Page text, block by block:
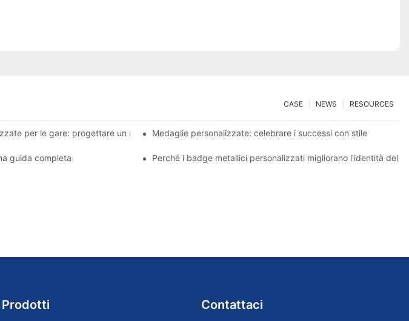
RESOURCES
NEWS
CASE
per le gare: progettare un riconoscimento per i corridoriMedaglie personalizzate: celebrare i successi con stile
guida completa Perché i badge metallici personalizzati migliorano l'identità del
Prodotti Contattaci